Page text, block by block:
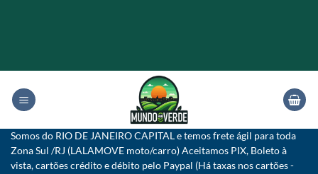
content
Somos do RIO DE JANEIRO CAPITAL e temos frete ágil para toda
Zona Sul /RJ (LALAMOVE moto/carro) Aceitamos PIX, Boleto à
vista, cartões crédito e débito pelo Paypal (Há taxas nos cartões -